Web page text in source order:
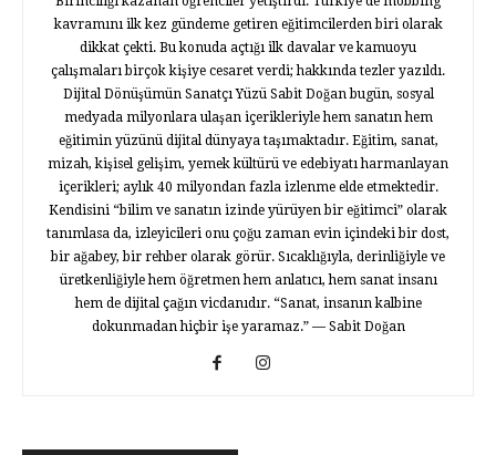
kavramını ilk kez gündeme getiren eğitimcilerden biri olarak
dikkat çekti. Bu konuda açtığı ilk davalar ve kamuoyu
çalışmaları birçok kişiye cesaret verdi; hakkında tezler yazıldı.
Dijital Dönüşümün Sanatçı Yüzü Sabit Doğan bugün, sosyal
medyada milyonlara ulaşan içerikleriyle hem sanatın hem
eğitimin yüzünü dijital dünyaya taşımaktadır. Eğitim, sanat,
mizah, kişisel gelişim, yemek kültürü ve edebiyatı harmanlayan
içerikleri; aylık 40 milyondan fazla izlenme elde etmektedir.
Kendisini “bilim ve sanatın izinde yürüyen bir eğitimci” olarak
tanımlasa da, izleyicileri onu çoğu zaman evin içindeki bir dost,
bir ağabey, bir rehber olarak görür. Sıcaklığıyla, derinliğiyle ve
üretkenliğiyle hem öğretmen hem anlatıcı, hem sanat insanı
hem de dijital çağın vicdanıdır. “Sanat, insanın kalbine
dokunmadan hiçbir işe yaramaz.” — Sabit Doğan